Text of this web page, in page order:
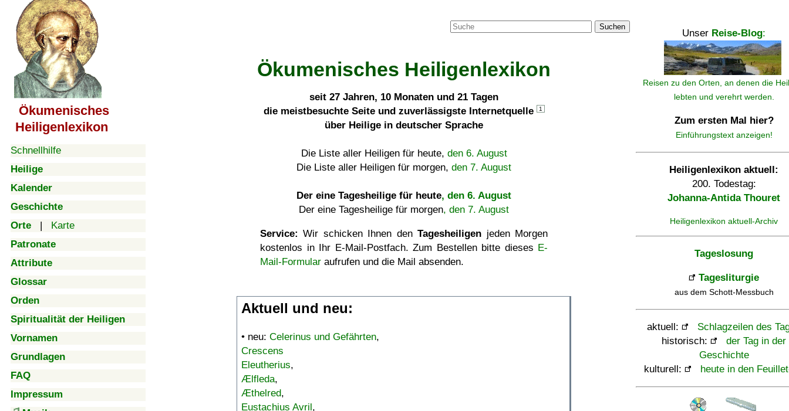
Ökumenisches
Heiligenlexikon
Schnellhilfe
Heilige
Kalender
Geschichte
Orte | Karte
Patronate
Attribute
Glossar
Orden
Spiritualität der Heiligen
Vornamen
Grundlagen
FAQ
Impressum
Suchen
Ökumenisches Heiligenlexikon
seit 27 Jahren, 10 Monaten und 21 Tagen
die meistbesuchte Seite und zuverlässigste Internetquelle
1
über Heilige in deutscher Sprache
Die Liste aller Heiligen für heute, den 6. August
Die Liste aller Heiligen für morgen, den 7. August
Der eine Tagesheilige für heute, den 6. August
Der eine Tagesheilige für morgen, den 7. August
Service: Wir schicken Ihnen denTagesheiligen jeden Morgen
kostenlos in Ihr E-Mail-Postfach. Zum Bestellen bitte dieses E-
Mail-Formular aufrufen und die Mail absenden.
Aktuell und neu:
• neu: Celerinus und Gefährten,
Crescens
Eleutherius,
Ælfleda,
Æthelred,
Eustachius Avril,
Unser Reise-Blog:
Reisen zu den Orten, an denen die
lebten und verehrt werden.
Zum ersten Mal hier?
Einführungstext anzeigen!
Heiligenlexikon aktuell:
200. Todestag:
Johanna-Antida Thouret
Heiligenlexikon aktuell-Archiv
Tageslosung
Tagesliturgie
aus dem Schott-Messbuch
aktuell:
Schlagzeilen des
historisch:
der Tag in der
Geschichte
kulturell:
heute in den